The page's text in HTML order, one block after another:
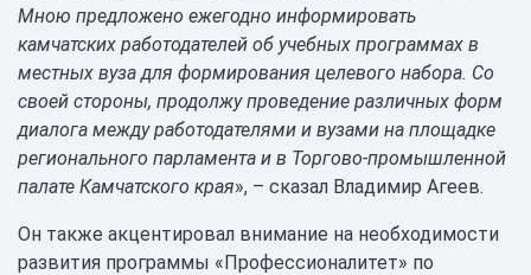
Мною предложено ежегодно информировать
камчатских работодателей об учебных программах в
местных вуза для формирования целевого набора. Со
своей стороны, продолжу проведение различных форм
диалога между работодателями и вузами на площадке
регионального парламента и в Торгово-промышленной
палате Камчатского края», – сказал Владимир Агеев.
Он также акцентировал внимание на необходимости
развития программы «Профессионалитет» по